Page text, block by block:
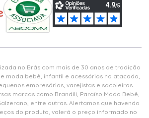
no Brás com mais de 30 anos de tradição
moda bebê, infantil e acessórios no atacado,
empresários, varejistas e sacoleiras.
marcas como Brandili, Paraíso Moda Bebê,
entre outras. Alertamos que havendo
do produto, valerá o preço informado no